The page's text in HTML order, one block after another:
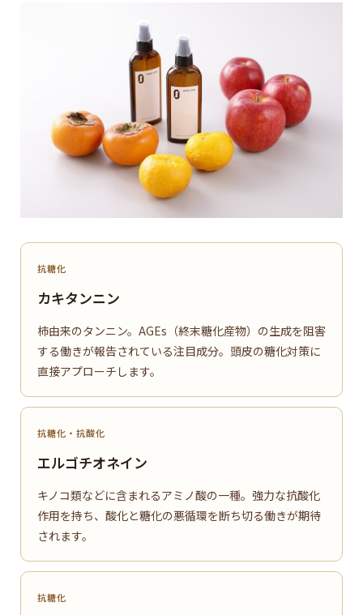
抗糖化
カキタンニン
柿由来のタンニン。AGEs（終末糖化産物）の生成を阻害
する働きが報告されている注目成分。頭皮の糖化対策に
直接アプローチします。
抗糖化・抗酸化
エルゴチオネイン
キノコ類などに含まれるアミノ酸の一種。強力な抗酸化
作用を持ち、酸化と糖化の悪循環を断ち切る働きが期待
されます。
抗糖化